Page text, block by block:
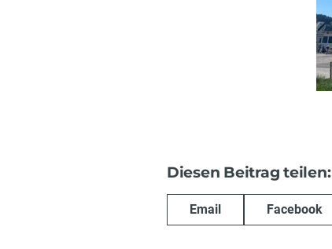
Diesen Beitrag teilen:
Email Facebook